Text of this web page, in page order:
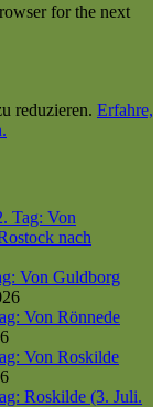
for the next
reduzieren. Erfahre,
Tag: Von
nach
Von Guldborg
Von Rönnede
Von Roskilde
Roskilde (3. Juli.